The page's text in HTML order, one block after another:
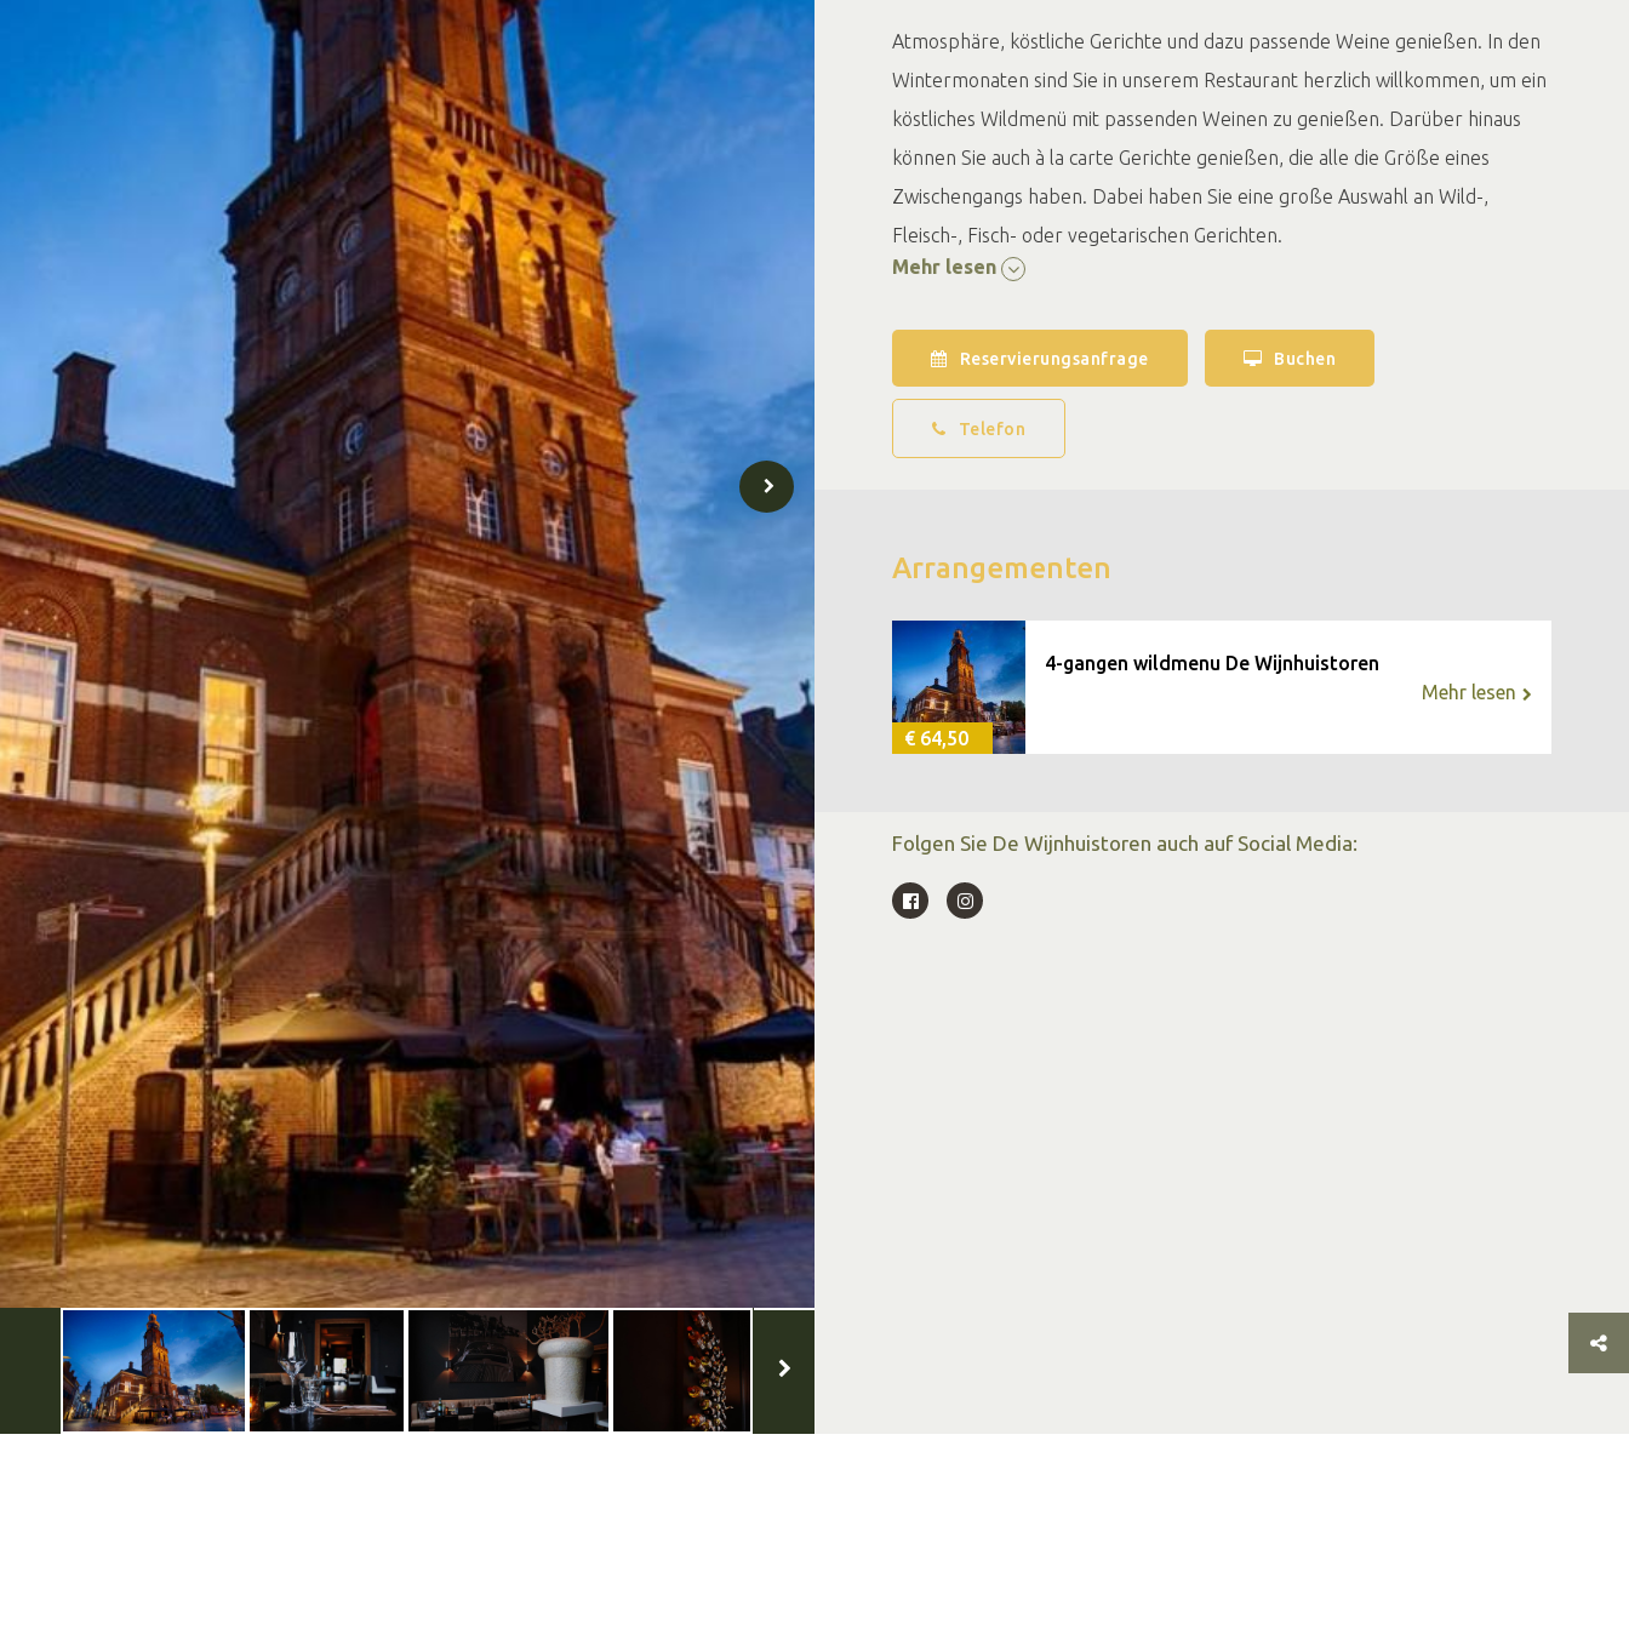
Atmosphäre, köstliche Gerichte und dazu passende Weine genießen. In den
Wintermonaten sind Sie in unserem Restaurant herzlich willkommen, um ein
köstliches Wildmenü mit passenden Weinen zu genießen. Darüber hinaus
können Sie auch à la carte Gerichte genießen, die alle die Größe eines
Zwischengangs haben. Dabei haben Sie eine große Auswahl an Wild-,
Fleisch-, Fisch- oder vegetarischen Gerichten.
Mehr lesen
Reservierungsanfrage Buchen
Telefon
Arrangementen
€ 64,50
4-gangen wildmenu De Wijnhuistoren
Mehr lesen
Folgen Sie De Wijnhuistoren auch auf Social Media: